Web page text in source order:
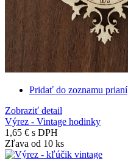
Pridať do zoznamu prianí
Zobraziť detail
Výrez - Vintage hodinky
1,65 € s DPH
Zľava od 10 ks